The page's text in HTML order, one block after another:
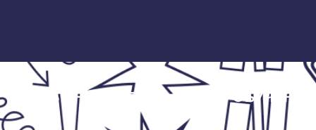
ОБ ИНСТИТУТЕ ОБУЧЕНИЕ